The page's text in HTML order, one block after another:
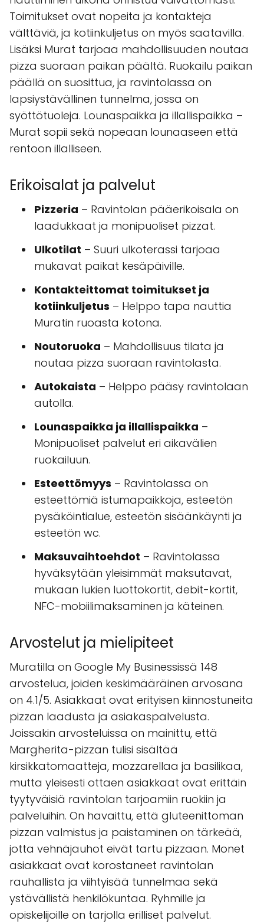
Toimitukset ovat nopeita ja kontakteja
välttäviä, ja kotiinkuljetus on myös saatavilla.
Lisäksi Murat tarjoaa mahdollisuuden noutaa
pizza suoraan paikan päältä. Ruokailu paikan
päällä on suosittua, ja ravintolassa on
lapsiystävällinen tunnelma, jossa on
syöttötuoleja. Lounaspaikka ja illallispaikka –
Murat sopii sekä nopeaan lounaaseen että
rentoon illalliseen.
Erikoisalat ja palvelut
Pizzeria – Ravintolan pääerikoisala on
laadukkaat ja monipuoliset pizzat.
Ulkotilat – Suuri ulkoterassi tarjoaa
mukavat paikat kesäpäiville.
Kontakteittomat toimitukset ja
kotiinkuljetus – Helppo tapa nauttia
Muratin ruoasta kotona.
Noutoruoka – Mahdollisuus tilata ja
noutaa pizza suoraan ravintolasta.
Autokaista – Helppo pääsy ravintolaan
autolla.
Lounaspaikka ja illallispaikka –
Monipuoliset palvelut eri aikavälien
ruokailuun.
Esteettömyys – Ravintolassa on
esteettömiä istumapaikkoja, esteetön
pysäköintialue, esteetön sisäänkäynti ja
esteetön wc.
Maksuvaihtoehdot – Ravintolassa
hyväksytään yleisimmät maksutavat,
mukaan lukien luottokortit, debit-kortit,
NFC-mobiilimaksaminen ja käteinen.
Arvostelut ja mielipiteet
Muratilla on Google My Businessissä 148
arvostelua, joiden keskimääräinen arvosana
on 4.1/5. Asiakkaat ovat erityisen kiinnostuneita
pizzan laadusta ja asiakaspalvelusta.
Joissakin arvosteluissa on mainittu, että
Margherita-pizzan tulisi sisältää
kirsikkatomaatteja, mozzarellaa ja basilikaa,
mutta yleisesti ottaen asiakkaat ovat erittäin
tyytyväisiä ravintolan tarjoamiin ruokiin ja
palveluihin. On havaittu, että gluteenittoman
pizzan valmistus ja paistaminen on tärkeää,
jotta vehnäjauhot eivät tartu pizzaan. Monet
asiakkaat ovat korostaneet ravintolan
rauhallista ja viihtyisää tunnelmaa sekä
ystävällistä henkilökuntaa. Ryhmille ja
opiskelijoille on tarjolla erilliset palvelut.